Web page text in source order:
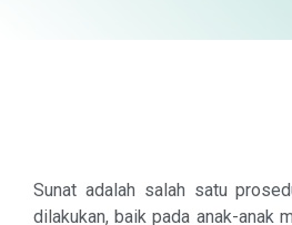
Sunat adalah salah satu
dilakukan, baik pada anak-anak